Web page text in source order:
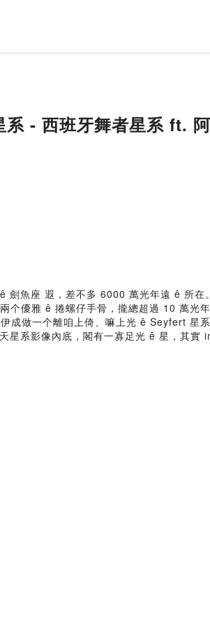
- 西班牙舞者星系 ft.
魚座 遐，差不多 6000 萬光年遠 ê 所在
个優雅 ê 捲螺仔手骨，攏總超過 10 萬光
做一个離咱上倚、嘛上光 ê Seyfert 星
系影像內底，閣有一寡足光 ê 星，其實